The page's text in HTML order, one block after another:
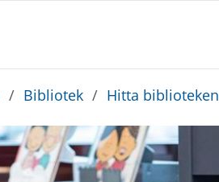
/ Bibliotek / Hitta biblioteken